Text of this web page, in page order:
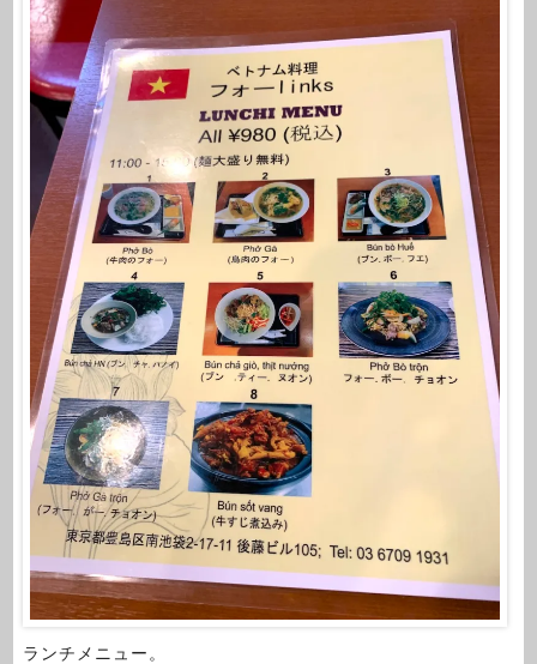
ランチメニュー。